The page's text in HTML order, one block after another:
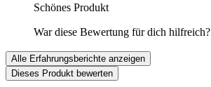
Schönes Produkt
War diese Bewertung für dich hilfreich?
Alle Erfahrungsberichte anzeigen
Dieses Produkt bewerten